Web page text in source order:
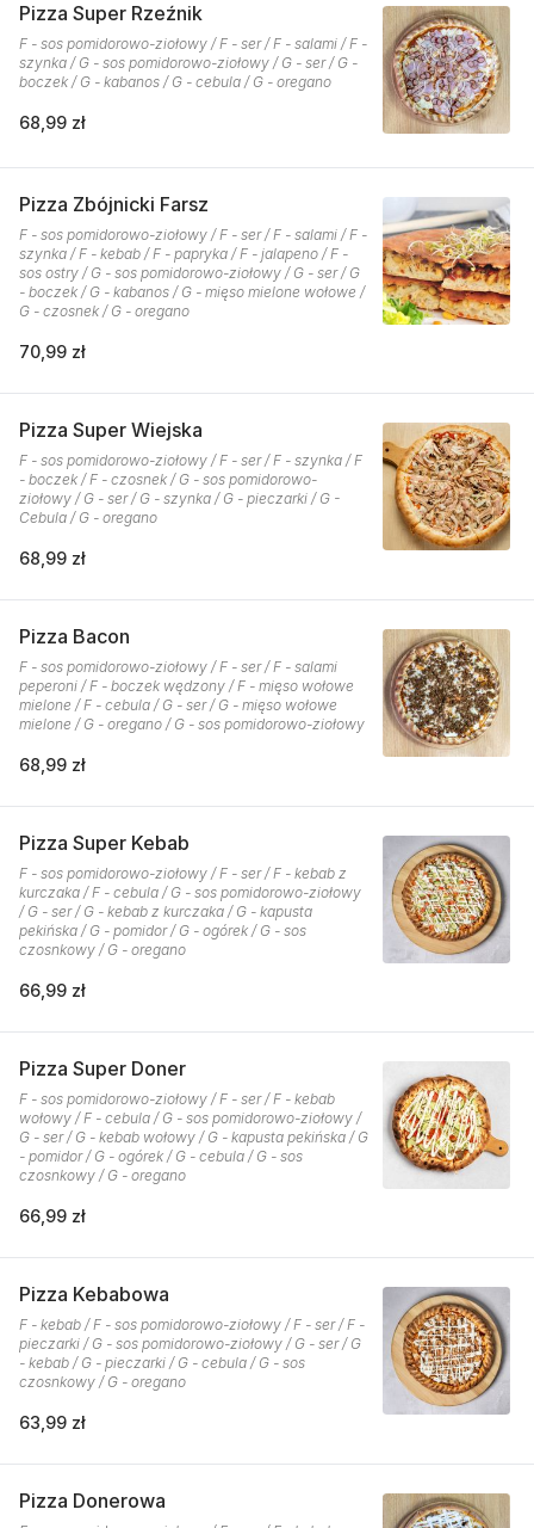
Pizza Super Rzeźnik
F - sos pomidorowo-ziołowy / F - ser / F - salami / F -
szynka / G - sos pomidorowo-ziołowy / G - ser / G -
boczek / G - kabanos / G - cebula / G - oregano
68,99 zł
Pizza Zbójnicki Farsz
F - sos pomidorowo-ziołowy / F - ser / F - salami / F -
szynka / F - kebab / F - papryka / F - jalapeno / F -
sos ostry / G - sos pomidorowo-ziołowy / G - ser / G
- boczek / G - kabanos / G - mięso mielone wołowe /
G - czosnek / G - oregano
70,99 zł
Pizza Super Wiejska
F - sos pomidorowo-ziołowy / F - ser / F - szynka / F
- boczek / F - czosnek / G - sos pomidorowo-
ziołowy / G - ser / G - szynka / G - pieczarki / G -
Cebula / G - oregano
68,99 zł
Pizza Bacon
F - sos pomidorowo-ziołowy / F - ser / F - salami
peperoni / F - boczek wędzony / F - mięso wołowe
mielone / F - cebula / G - ser / G - mięso wołowe
mielone / G - oregano / G - sos pomidorowo-ziołowy
68,99 zł
Pizza Super Kebab
F - sos pomidorowo-ziołowy / F - ser / F - kebab z
kurczaka / F - cebula / G - sos pomidorowo-ziołowy
/ G - ser / G - kebab z kurczaka / G - kapusta
pekińska / G - pomidor / G - ogórek / G - sos
czosnkowy / G - oregano
66,99 zł
Pizza Super Doner
F - sos pomidorowo-ziołowy / F - ser / F - kebab
wołowy / F - cebula / G - sos pomidorowo-ziołowy /
G - ser / G - kebab wołowy / G - kapusta pekińska / G
- pomidor / G - ogórek / G - cebula / G - sos
czosnkowy / G - oregano
66,99 zł
Pizza Kebabowa
F - kebab / F - sos pomidorowo-ziołowy / F - ser / F -
pieczarki / G - sos pomidorowo-ziołowy / G - ser / G
- kebab / G - pieczarki / G - cebula / G - sos
czosnkowy / G - oregano
63,99 zł
Pizza Donerowa